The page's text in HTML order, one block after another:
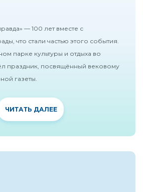
— 100 лет вместе с
что стали частью этого события.
парке культуры и отдыха во
праздник, посвящённый вековому
газеты.
ЧИТАТЬ ДАЛЕЕ